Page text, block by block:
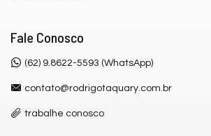
Fale Conosco
(62) 9.8622-5593 (WhatsApp)
contato@rodrigotaquary.com.br
trabalhe conosco